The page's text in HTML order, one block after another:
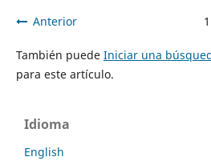
Anterior
También puede Iniciar una
para este artículo.
Idioma
English